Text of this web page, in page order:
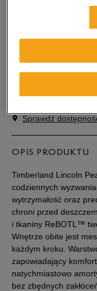
PRODUKT
Wybierz swój rozmiar, a
wiadomość e-mail.
Wybierz rozmiar
Rozmiary EU
40 25 cm
41 25,5 cm
41,5 26 cm
42 26,5 cm
43 27 cm
Sprawdź
OPIS PRODUKTU
Timberland Lincoln
codziennych
wytrzymałość oraz
chroni przed
i tkaniny ReBOTL™
Wnętrze obite jest
każdym kroku.
zapowiadający
natychmiastowo
bez zbędnych